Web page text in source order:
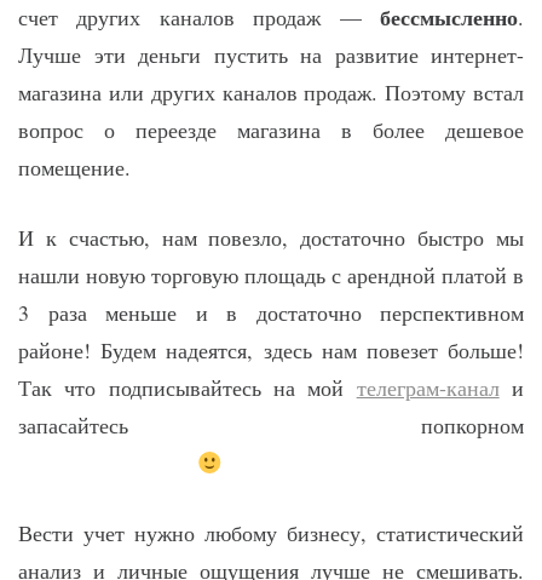
счет других каналов продаж — бессмысленно.
Лучше эти деньги пустить на развитие интернет-
магазина или других каналов продаж. Поэтому встал
вопрос о переезде магазина в более дешевое
помещение.
И к счастью, нам повезло, достаточно быстро мы
нашли новую торговую площадь с арендной платой в
3 раза меньше и в достаточно перспективном
районе! Будем надеятся, здесь нам повезет больше!
Так что подписывайтесь на мой телеграм-канали
запасайтесь попкорном
Вести учет нужно любому бизнесу, статистический
анализ и личные ощущения лучше не смешивать.